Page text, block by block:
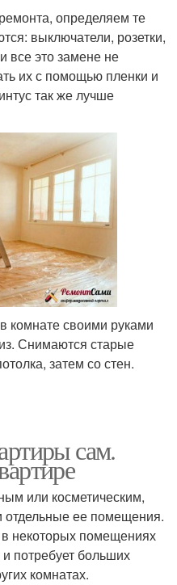
определяем те
выключатели, розетки,
все это замене не
их с помощью пленки и
так же лучше
комнате своими руками
Снимаются старые
затем со стен.
сам.
или косметическим,
отдельные ее помещения.
в некоторых помещениях
потребует больших
комнатах.